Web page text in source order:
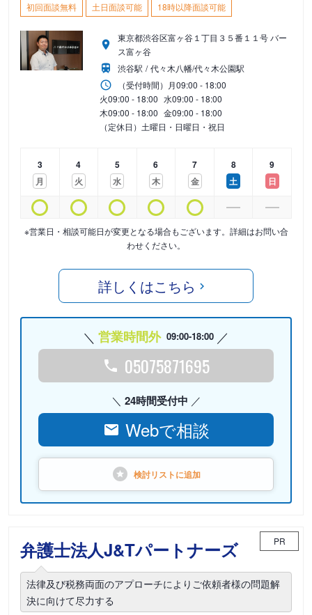
初回面談無料 土日面談可能 18時以降面談可能
東京都渋谷区富ヶ谷１丁目３５番１１号 バー
ス富ヶ谷
渋谷駅
代々木八幡/代々木公園駅
（受付時間） 月09:00 - 18:00
火09:00 - 18:00 水09:00 - 18:00
木09:00 - 18:00 金09:00 - 18:00
（定休日）土曜日・日曜日・祝日
3
月
4
火
5
水
6
木
7
金
8
土
9
日
※営業日・相談可能日が変更となる場合もございます。詳細はお問い合
わせください。
詳しくはこちら
営業時間外 09:00-18:00
05075871695
24時間受付中
Webで相談
検討リストに追加
弁護士法人J&Tパートナーズ PR
法律及び税務両面のアプローチによりご依頼者様の問題解
決に向けて尽力する